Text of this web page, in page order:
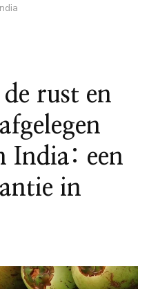
rust en
India: een
in